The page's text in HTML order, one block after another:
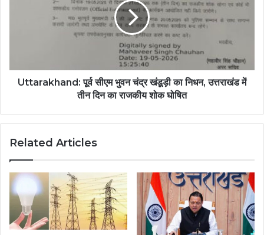
Uttarakhand: पूर्व सीएम भुवन चंद्र खंडूड़ी का निधन, उत्तराखंड में
तीन दिन का राजकीय शोक घोषित
Related Articles